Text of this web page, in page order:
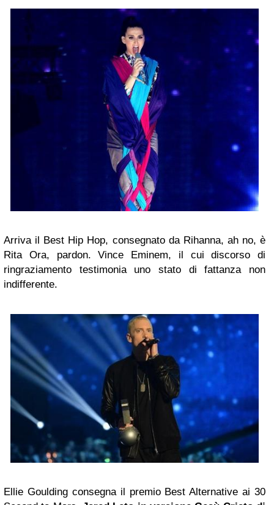
Arriva il Best Hip Hop, consegnato da Rihanna, ah no, è
Rita Ora, pardon. Vince Eminem, il cui discorso di
ringraziamento testimonia uno stato di fattanza non
indifferente.
Ellie Goulding consegna il premio Best Alternative ai 30